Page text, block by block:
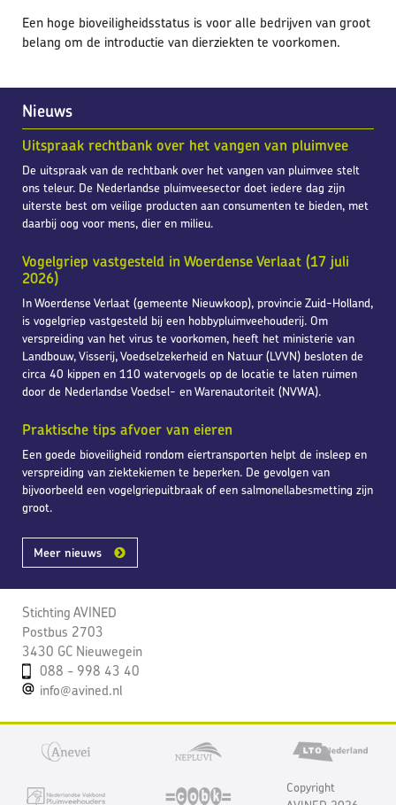
Nieuws
Uitspraak rechtbank over het vangen van pluimvee
De uitspraak van de rechtbank over het vangen van pluimvee stelt
ons teleur. De Nederlandse pluimveesector doet iedere dag zijn
uiterste best om veilige producten aan consumenten te bieden, met
daarbij oog voor mens, dier en milieu.
Vogelgriep vastgesteld in Woerdense Verlaat (17 juli
2026)
In Woerdense Verlaat (gemeente Nieuwkoop), provincie Zuid-Holland,
is vogelgriep vastgesteld bij een hobbypluimveehouderij. Om
verspreiding van het virus te voorkomen, heeft het ministerie van
Landbouw, Visserij, Voedselzekerheid en Natuur (LVVN) besloten de
circa 40 kippen en 110 watervogels op de locatie te laten ruimen
door de Nederlandse Voedsel- en Warenautoriteit (NVWA).
Praktische tips afvoer van eieren
Een goede bioveiligheid rondom eiertransporten helpt de insleep en
verspreiding van ziektekiemen te beperken. De gevolgen van
bijvoorbeeld een vogelgriepuitbraak of een salmonellabesmetting zijn
groot.
Meer nieuws
Stichting AVINED
Postbus 2703
3430 GC Nieuwegein
088 - 998 43 40
info@avined.nl
Een hoge bioveiligheidsstatus is voor alle bedrijven van groot
belang om de introductie van dierziekten te voorkomen.
Copyright